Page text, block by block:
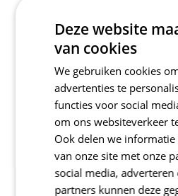
Deze website
van cookies
We gebruiken cookies
advertenties te
functies voor social
om ons websiteverkeer
Ook delen we
van onze site met onze
social media, adverteren
partners kunnen deze